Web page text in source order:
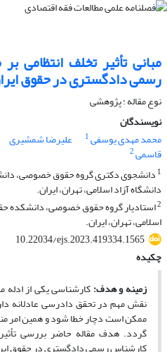
مبانی تأثیر تخلف
رسمی دادگستری در حقوق
نوع مقاله : پژوهشی
نویسندگان
محمد مهدی یوسفی1 علیرضا شمشیری
قاسمی2
1 دانشجوی دکتری گروه حقوق خصوصی،
دانشگاه آزاد اسلامی، تهران، ایران.
2استادیار گروه حقوق خصوصی، دانشکده
اسلامی، تهران، ایران.
10.22034/ejs.2023.419334.1565
چکیده
زمینه و هدف:کارشناسی یکی از
نقش مهم در تحقق دادرسی عادلانه
ممکن است دچار خطا شود و همین امر
گردد. هدف مقاله حاضر بررسی